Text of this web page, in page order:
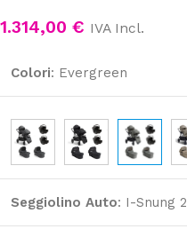
1.314,00 € IVA Incl.
Colori: Evergreen
Seggiolino Auto: I-Snung 2